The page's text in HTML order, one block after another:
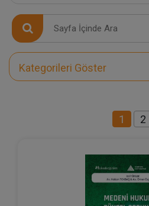
Kategorileri Göster
1 2